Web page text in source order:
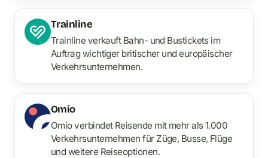
Trainline
Trainline verkauft Bahn- und Bustickets im
Auftrag wichtiger britischer und europäischer
Verkehrsunternehmen.
Omio
Omio verbindet Reisende mit mehr als 1.000
Verkehrsunternehmen für Züge, Busse, Flüge
und weitere Reiseoptionen.